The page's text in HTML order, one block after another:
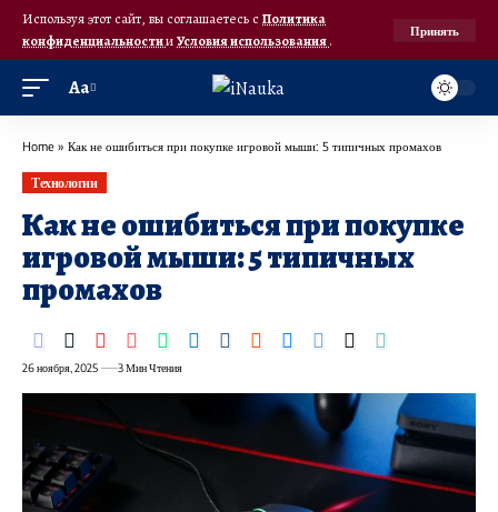
Используя этот сайт, вы соглашаетесь с Политика
конфиденциальностииУсловия использования.
Принять
Аа
Home » Как не ошибиться при покупке игровой мыши: 5 типичных промахов
Технологии
Как не ошибиться при покупке
игровой мыши: 5 типичных
промахов
26 ноября, 2025 3 Мин Чтения